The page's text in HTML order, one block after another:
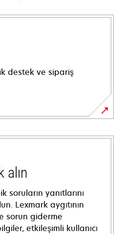
destek ve sipariş
alın
soruların yanıtlarını
Lexmark aygıtının
sorun giderme
etkileşimli kullanıcı